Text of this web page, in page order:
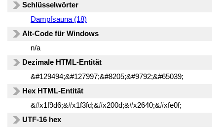
Schlüsselwörter
Dampfsauna (18)
Alt-Code für Windows
n/a
Dezimale HTML-Entität
&#129494;&#127997;&#8205;&#9792;&#65039;
Hex HTML-Entität
&#x1f9d6;&#x1f3fd;&#x200d;&#x2640;&#xfe0f;
UTF-16 hex